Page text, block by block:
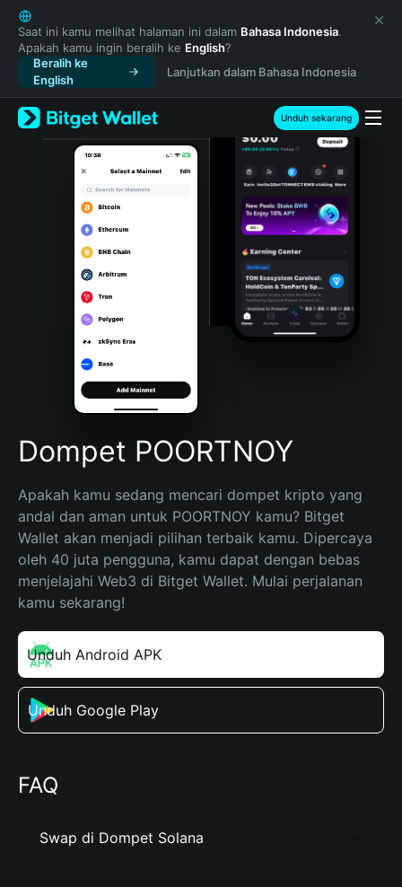
English
日本語
Tiếng Việt
Русский
Español (Latinoamérica)
Türkçe
Italiano
Português (Portugal)
Bahasa Indonesia
Português (Brasil)
Español (Argentina)
Saat ini kamu melihat halaman ini dalam Bahasa Indonesia.
Apakah kamu ingin beralih ke English?
Beralih ke
English
Lanjutkan dalam Bahasa Indonesia
Unduh sekarang
Dompet POORTNOY
Apakah kamu sedang mencari dompet kripto yang
andal dan aman untuk POORTNOY kamu? Bitget
Wallet akan menjadi pilihan terbaik kamu. Dipercaya
oleh 40 juta pengguna, kamu dapat dengan bebas
menjelajahi Web3 di Bitget Wallet. Mulai perjalanan
kamu sekarang!
Unduh Android APK
Unduh Google Play
FAQ
Swap di Dompet Solana